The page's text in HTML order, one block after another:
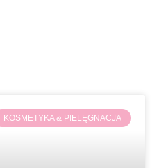
KOSMETYKA & PIELĘGNACJA